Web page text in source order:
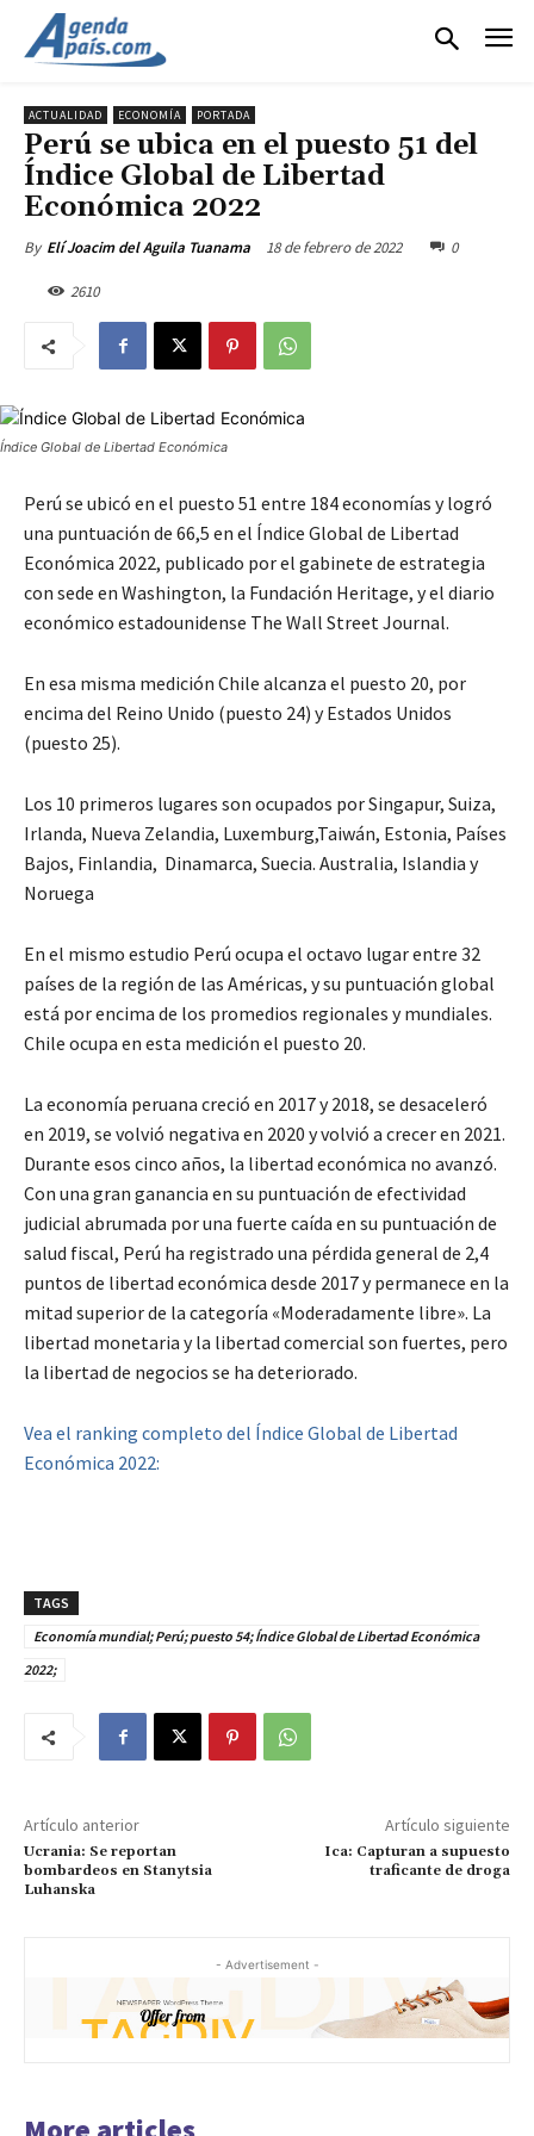
ACTUALIDAD ECONOMÍA PORTADA
Perú se ubica en el puesto 51 del
Índice Global de Libertad
Económica 2022
By Elí Joacim del Aguila Tuanama 18 de febrero de 2022 0
2610
Índice Global de Libertad Económica
Perú se ubicó en el puesto 51 entre 184 economías y logró
una puntuación de 66,5 en el Índice Global de Libertad
Económica 2022, publicado por el gabinete de estrategia
con sede en Washington, la Fundación Heritage, y el diario
económico estadounidense The Wall Street Journal.
En esa misma medición Chile alcanza el puesto 20, por
encima del Reino Unido (puesto 24) y Estados Unidos
(puesto 25).
Los 10 primeros lugares son ocupados por Singapur, Suiza,
Irlanda, Nueva Zelandia, Luxemburg,Taiwán, Estonia, Países
Bajos, Finlandia, Dinamarca, Suecia. Australia, Islandia y
Noruega
En el mismo estudio Perú ocupa el octavo lugar entre 32
países de la región de las Américas, y su puntuación global
está por encima de los promedios regionales y mundiales.
Chile ocupa en esta medición el puesto 20.
La economía peruana creció en 2017 y 2018, se desaceleró
en 2019, se volvió negativa en 2020 y volvió a crecer en 2021.
Durante esos cinco años, la libertad económica no avanzó.
Con una gran ganancia en su puntuación de efectividad
judicial abrumada por una fuerte caída en su puntuación de
salud fiscal, Perú ha registrado una pérdida general de 2,4
puntos de libertad económica desde 2017 y permanece en la
mitad superior de la categoría «Moderadamente libre». La
libertad monetaria y la libertad comercial son fuertes, pero
la libertad de negocios se ha deteriorado.
Vea el ranking completo del Índice Global de Libertad
Económica 2022:
TAGS
Economía mundial; Perú; puesto 54; Índice Global de Libertad Económica
2022;
Artículo anterior
Ucrania: Se reportan
bombardeos en Stanytsia
Luhanska
Artículo siguiente
Ica: Capturan a supuesto
traficante de droga
- Advertisement -